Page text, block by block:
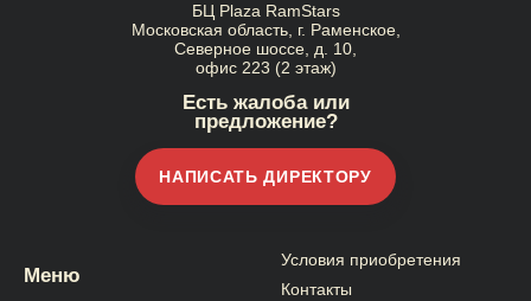
Меню
Условия приобретения
Контакты
БЦ Plaza RamStars
Московская область, г. Раменское,
Северное шоссе, д. 10,
офис 223 (2 этаж)
Есть жалоба или
предложение?
НАПИСАТЬ ДИРЕКТОРУ